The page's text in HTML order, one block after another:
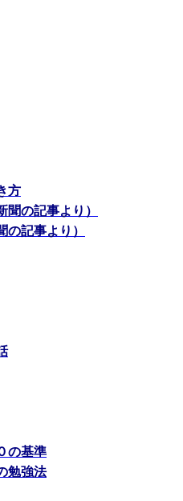
方
の記事より）
記事より）
の基準
勉強法